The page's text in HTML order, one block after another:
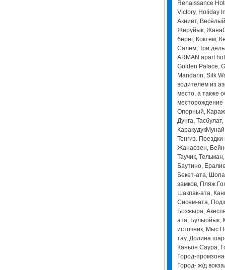
Renaissance
Victory, Holiday
Акниет,
Жеруйык,
берег, Коктем,
Салем, Три
ARMAN apart
Golden Palace,
Mandarin, Silk
водителем из
место, а также
месторождение
Опорный,
Дунга,
Тенгиз. Поездки
Жанаозен,
Таучик,
Баутино,
Бекет-ата,
замков, Пляж
Шакпак-ата,
Сисем-ата,
Бозжыра,
ата, Булыойык,
источник, Мыс
тау, Долина
Каньон Саура,
Город-
Город- ж/д